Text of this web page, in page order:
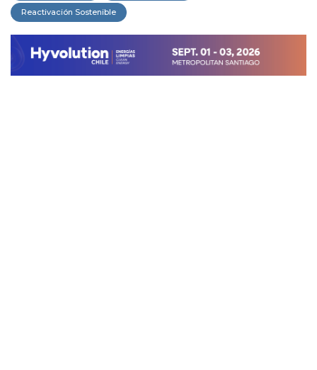
Reactivación Sostenible